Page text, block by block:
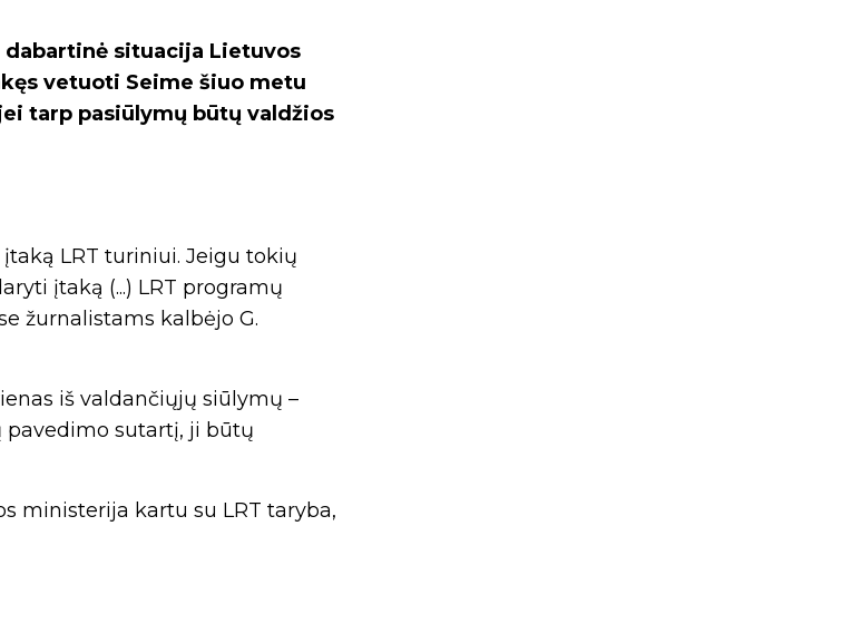
situacija Lietuvos
vetuoti Seime šiuo metu
tarp pasiūlymų būtų valdžios
LRT turiniui. Jeigu tokių
įtaką (...) LRT programų
žurnalistams kalbėjo G.
iš valdančiųjų siūlymų –
pavedimo sutartį, ji būtų
ministerija kartu su LRT taryba,